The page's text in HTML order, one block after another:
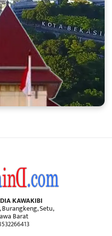
KAWAKIBI
Burangkeng, Setu,
Barat